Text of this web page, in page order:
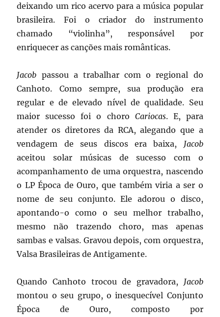
deixando um rico acervo para a música popular
brasileira. Foi o criador do instrumento
chamado “violinha”, responsável por
enriquecer as canções mais românticas.
Jacob passou a trabalhar com o regional do
Canhoto. Como sempre, sua produção era
regular e de elevado nível de qualidade. Seu
maior sucesso foi o choro Cariocas. E, para
atender os diretores da RCA, alegando que a
vendagem de seus discos era baixa, Jacob
aceitou solar músicas de sucesso com o
acompanhamento de uma orquestra, nascendo
o LP Época de Ouro, que também viria a ser o
nome de seu conjunto. Ele adorou o disco,
apontando-o como o seu melhor trabalho,
mesmo não trazendo choro, mas apenas
sambas e valsas. Gravou depois, com orquestra,
Valsa Brasileiras de Antigamente.
Quando Canhoto trocou de gravadora, Jacob
montou o seu grupo, o inesquecível Conjunto
Época de Ouro, composto por